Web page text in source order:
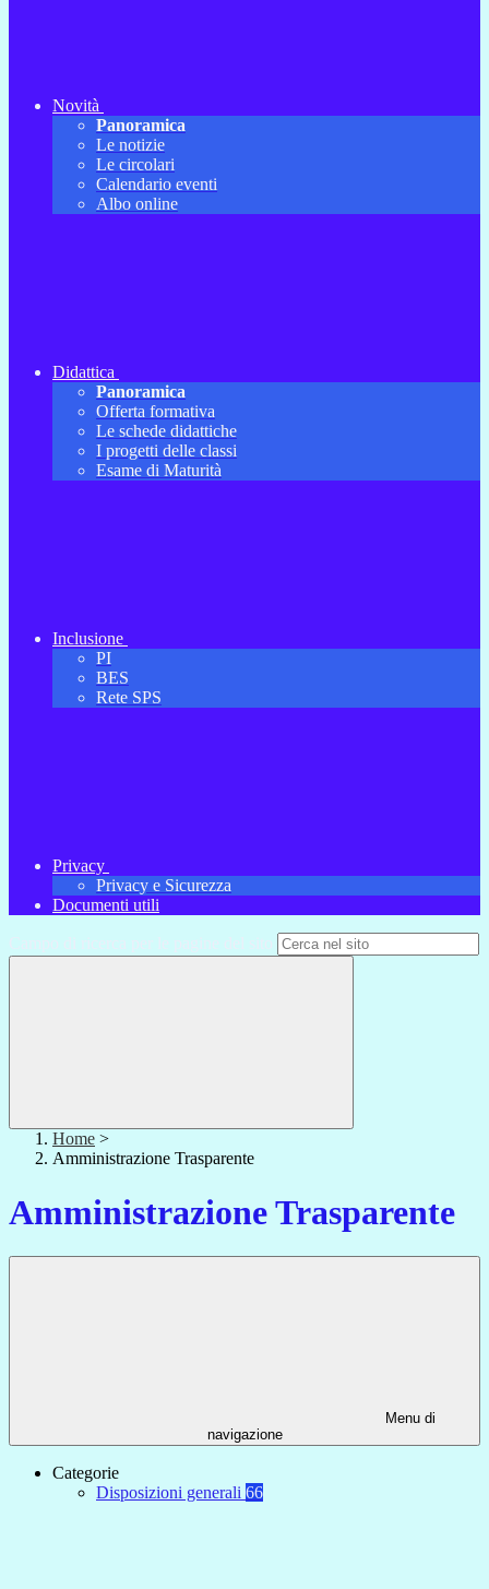
Novità
Panoramica
Le notizie
Le circolari
Calendario eventi
Albo online
Didattica
Panoramica
Offerta formativa
Le schede didattiche
I progetti delle classi
Esame di Maturità
Inclusione
PI
BES
Rete SPS
Privacy
Privacy e Sicurezza
Documenti utili
Campo di ricerca per le pagine del sito
Home >
Amministrazione Trasparente
Amministrazione Trasparente
Menu di
navigazione
Categorie
Disposizioni generali 66